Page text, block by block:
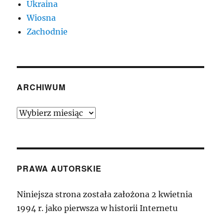
Ukraina
Wiosna
Zachodnie
ARCHIWUM
Archiwum
PRAWA AUTORSKIE
Niniejsza strona została założona 2 kwietnia
1994 r. jako pierwsza w historii Internetu